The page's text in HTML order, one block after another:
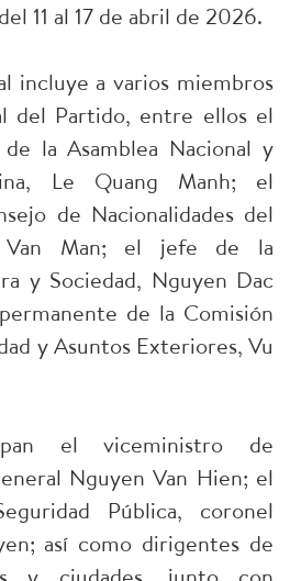
11 al 17 de abril de 2026.
incluye a varios miembros
del Partido, entre ellos el
la Asamblea Nacional y
Le Quang Manh; el
de Nacionalidades del
Van Man; el jefe de la
y Sociedad, Nguyen Dac
de la Comisión
y Asuntos Exteriores, Vu
el viceministro de
Nguyen Van Hien; el
Pública, coronel
así como dirigentes de